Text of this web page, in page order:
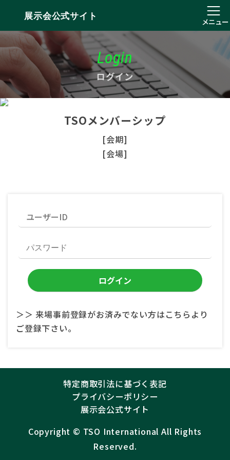
展示会公式サイト
メニュー
Login
ログイン
TSOメンバーシップ
[会期]
[会場]
＞＞ 来場事前登録がお済みでない方はこちらより
ご登録下さい。
特定商取引法に基づく表記
プライバシーポリシー
展示会公式サイト
Copyright ©︎ TSO International All Rights
Reserved.